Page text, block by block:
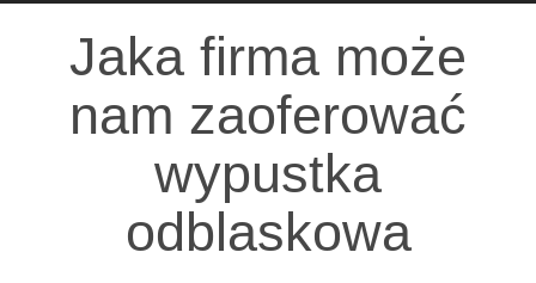
Jaka firma może
nam zaoferować
wypustka
odblaskowa